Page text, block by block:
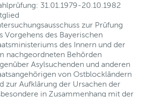
31.01.1979-20.10.1982
zur Prüfung
Vorgehens des Bayerischen
des Innern und der
nachgeordneten Behörden
Asylsuchenden und anderen
von Ostblockländern
zur Aufklärung der Ursachen der
in Zusammenhang mit der